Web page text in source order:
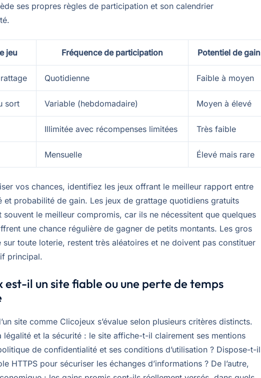
ses propres règles de participation et son calendrier
jeu Fréquence de participation Potentiel de gain
Quotidienne Faible à moyen
sort Variable (hebdomadaire) Moyen à élevé
Illimitée avec récompenses limitées Très faible
Mensuelle Élevé mais rare
vos chances, identifiez les jeux offrant le meilleur rapport entre
et probabilité de gain. Les jeux de grattage quotidiens gratuits
souvent le meilleur compromis, car ils ne nécessitent que quelques
une chance régulière de gagner de petits montants. Les gros
sur toute loterie, restent très aléatoires et ne doivent pas constituer
principal.
est-il un site fiable ou une perte de temps
site comme Clicojeux s’évalue selon plusieurs critères distincts.
légalité et la sécurité : le site affiche-t-il clairement ses mentions
de confidentialité et ses conditions d’utilisation ? Dispose-t-il
HTTPS pour sécuriser les échanges d’informations ? De l’autre,